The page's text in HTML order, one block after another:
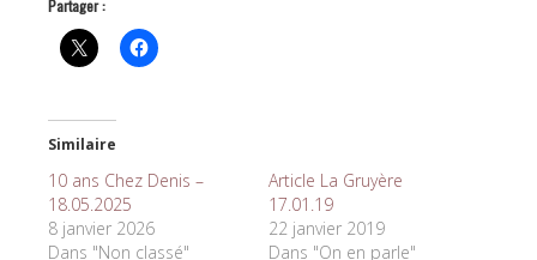
Partager :
Similaire
10 ans Chez Denis –
18.05.2025
8 janvier 2026
Dans "Non classé"
Article La Gruyère
17.01.19
22 janvier 2019
Dans "On en parle"